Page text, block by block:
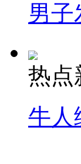
男
热点
牛人